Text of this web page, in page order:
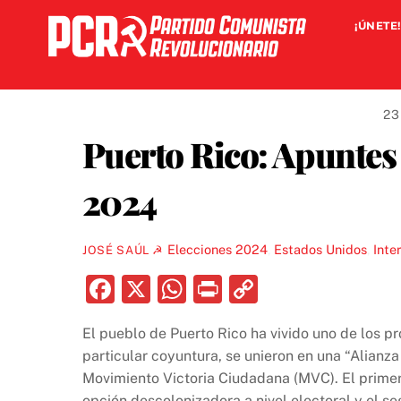
content
¡ÚNETE!
23
Puerto Rico:
2024
JOSÉ SAÚL ☭ Elecciones 2024 Estados Unidos
F
c
e
X
W
at
s
P
nt p
y
El pueblo de Puerto Rico ha vivido uno de los
particular coyuntura, se unieron en una
Movimiento Victoria Ciudadana (MVC). El